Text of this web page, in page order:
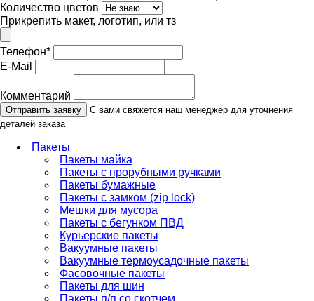
Количество цветов
Прикрепить макет, логотип, или тз
Телефон*
E-Mail
Комментарий
Отправить заявку
С вами свяжется наш менеджер для уточнения
деталей заказа
Пакеты
Пакеты майка
Пакеты с прорубными ручками
Пакеты бумажные
Пакеты с замком (zip lock)
Мешки для мусора
Пакеты с бегунком ПВД
Курьерские пакеты
Вакуумные пакеты
Вакуумные термоусадочные пакеты
Фасовочные пакеты
Пакеты для шин
Пакеты п/п со скотчем